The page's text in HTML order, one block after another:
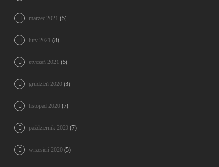
marzec 2021 (5)
luty 2021 (8)
styczeń 2021 (5)
grudzień 2020 (8)
listopad 2020 (7)
październik 2020 (7)
wrzesień 2020 (5)